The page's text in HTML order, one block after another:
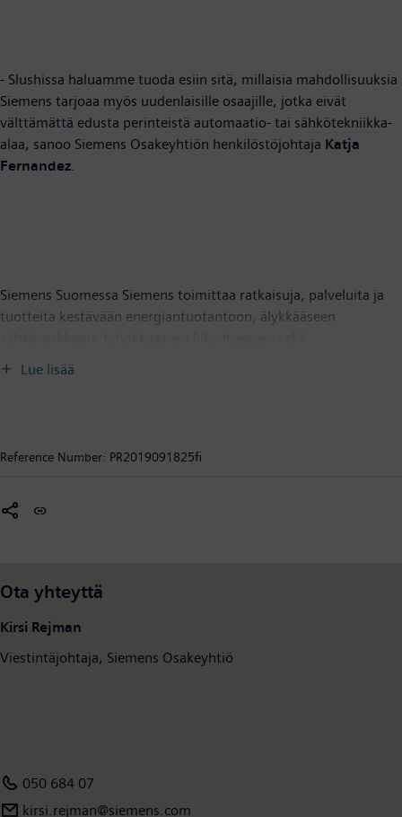
- Slushissa haluamme tuoda esiin sitä, millaisia mahdollisuuksia
Siemens tarjoaa myös uudenlaisille osaajille, jotka eivät
välttämättä edusta perinteistä automaatio- tai sähkötekniikka-
alaa, sanoo Siemens Osakeyhtiön henkilöstöjohtaja Katja
Fernandez
Siemens Suomessa Siemens toimittaa ratkaisuja, palveluita ja
tuotteita kestävään energiantuotantoon, älykkääseen
Systems Oy ja Siemens Financial Services, sivuliike Suomessa.
tarjoava VIBECO-tytäryhtiö Suomessa sekä aluekonttorit
miljardia euroa ja henkilöstön määrä noin 350 000. Siemens
toimii 200 maassa.
Lue lisää
Reference Number: PR2019091825fi
Ota yhteyttä
Kirsi Rejman
Viestintäjohtaja, Siemens Osakeyhtiö
050 684 07
kirsi.rejman​​@siemens.com